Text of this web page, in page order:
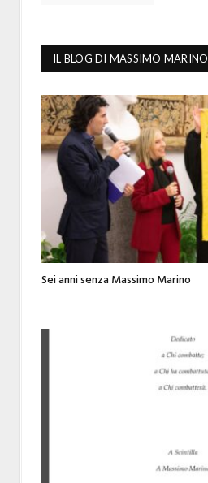
IL BLOG DI MASSIMO MARINO
Sei anni senza Massimo Marino